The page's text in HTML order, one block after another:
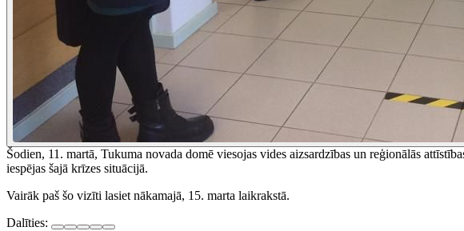
Šodien, 11. martā, Tukuma novada domē viesojas vides aizsardzības un reģionālās
iespējas šajā krīzes situācijā.
Vairāk paš šo vizīti lasiet nākamajā, 15. marta laikrakstā.
Dalīties: